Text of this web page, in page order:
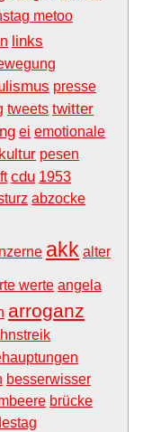
metoo
links
presse
tweets twitter
ei emotionale
kultur pesen
cdu 1953
abzocke
akk alter
werte angela
arroganz
besserwisser
brücke